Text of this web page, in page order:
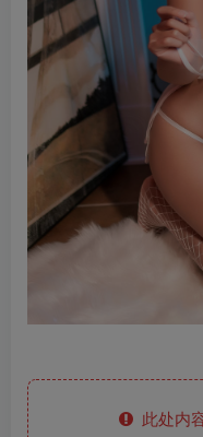
此处内